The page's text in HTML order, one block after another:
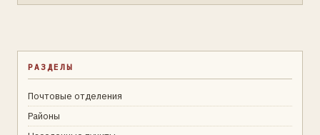
РАЗДЕЛЫ
Почтовые отделения
Районы